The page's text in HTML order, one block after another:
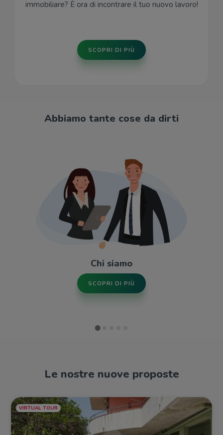
immobiliare? È ora di incontrare il tuo nuovo lavoro!
SCOPRI DI PIÙ
Abbiamo tante cose da dirti
Chi siamo
SCOPRI DI PIÙ
Le nostre nuove proposte
VIRTUAL TOUR